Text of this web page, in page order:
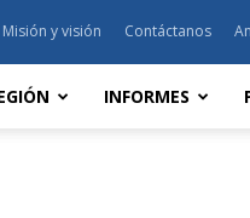
Misión y visión Contáctanos
INFORMES